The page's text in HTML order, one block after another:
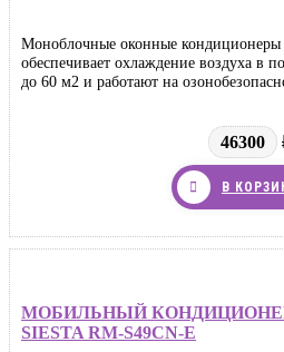
Моноблочные оконные кондиционеры
обеспечивает охлаждение воздуха в
до 60 м2 и работают на
46300
В
МОБИЛЬНЫЙ КОНДИЦИОНЕР
SIESTA RM-S49CN-E